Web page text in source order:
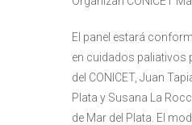
El panel estará
en cuidados paliativos
del CONICET, Juan
Plata y Susana La
de Mar del Plata. El